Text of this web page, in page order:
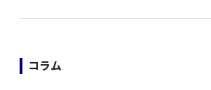
コラム